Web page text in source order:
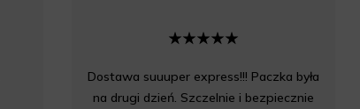
Dostawa suuuper express!!! Paczka była
na drugi dzień. Szczelnie i bezpiecznie